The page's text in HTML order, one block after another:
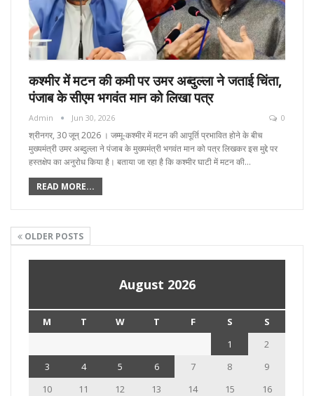
कश्मीर में मटन की कमी पर उमर अब्दुल्ला ने जताई चिंता,
पंजाब के सीएम भगवंत मान को लिखा पत्र
Admin Jun 30, 2026 0
श्रीनगर, 30 जून्‌ 2026 । जम्मू-कश्मीर में मटन की आपूर्ति प्रभावित होने के बीच
मुख्यमंत्री उमर अब्दुल्ला ने पंजाब के मुख्यमंत्री भगवंत मान को पत्र लिखकर इस मुद्दे पर
हस्तक्षेप का अनुरोध किया है। बताया जा रहा है कि कश्मीर घाटी में मटन की…
READ MORE...
OLDER POSTS
August 2026
M T W T F S
S
1
2
3
4 5 6 7 8
9
10
11 12 13 14 15
16